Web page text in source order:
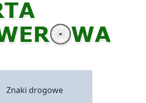
Znaki drogowe